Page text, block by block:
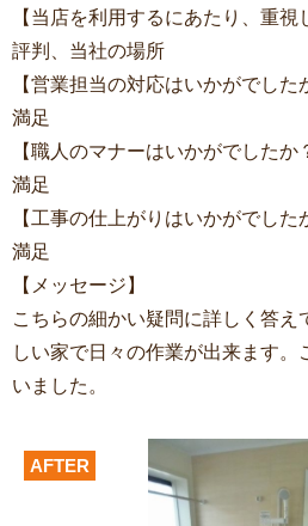
【当店を利用するにあたり、重視
評判、当社の場所
【営業担当の対応はいかがでした
満足
【職人のマナーはいかがでしたか
満足
【工事の仕上がりはいかがでした
満足
【メッセージ】
こちらの細かい疑問に詳しく答え
しい家で日々の作業が出来ます
いました。
AFTER